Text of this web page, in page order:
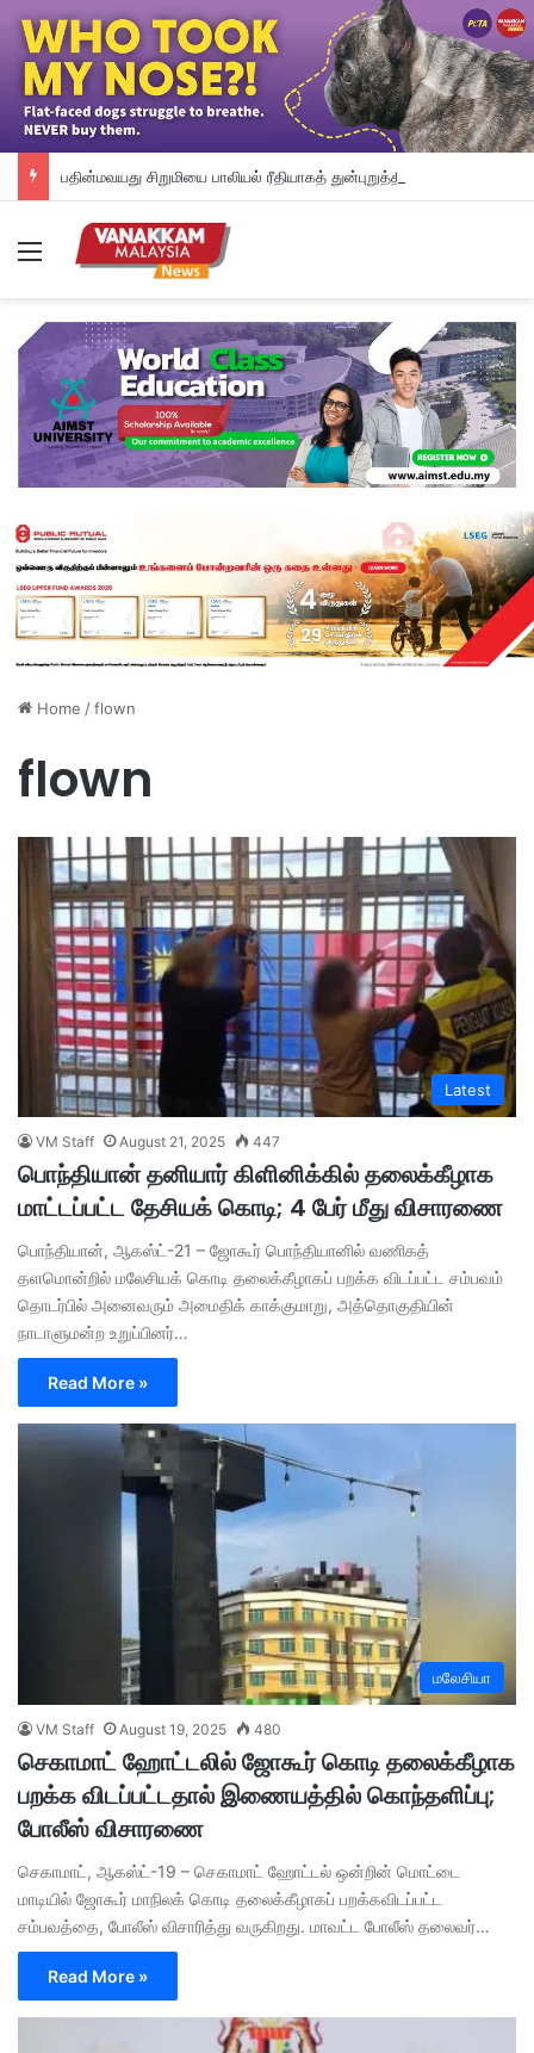
Menu
Home /flown
flown
Latest
VM Staff August 21, 2025 447
பொந்தியான் தனியார் கிளினிக்கில் தலைக்கீழாக
மாட்டப்பட்ட தேசியக் கொடி; 4 பேர் மீது விசாரணை
பொந்தியான், ஆகஸ்ட்-21 – ஜோகூர் பொந்தியானில் வணிகத்
தளமொன்றில் மலேசியக் கொடி தலைக்கீழாகப் பறக்க விடப்பட்ட சம்பவம்
தொடர்பில் அனைவரும் அமைதிக் காக்குமாறு, அத்தொகுதியின்
நாடாளுமன்ற உறுப்பினர்…
Read More »
மலேசியா
VM Staff August 19, 2025 480
செகாமாட் ஹோட்டலில் ஜோகூர் கொடி தலைக்கீழாக
பறக்க விடப்பட்டதால் இணையத்தில் கொந்தளிப்பு;
போலீஸ் விசாரணை
செகாமாட், ஆகஸ்ட்-19 – செகாமாட் ஹோட்டல் ஒன்றின் மொட்டை
மாடியில் ஜோகூர் மாநிலக் கொடி தலைக்கீழாகப் பறக்கவிடப்பட்ட
சம்பவத்தை, போலீஸ் விசாரித்து வருகிறது. மாவட்ட போலீஸ் தலைவர்…
Read More »